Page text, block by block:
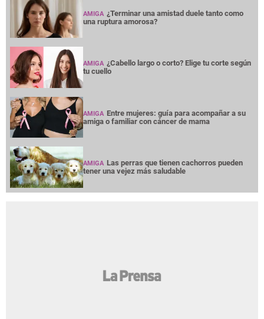
AMIGA ¿Terminar una amistad duele tanto como
una ruptura amorosa?
AMIGA ¿Cabello largo o corto? Elige tu corte según
tu cuello
AMIGA Entre mujeres: guía para acompañar a su
amiga o familiar con cáncer de mama
AMIGA Las perras que tienen cachorros pueden
tener una vejez más saludable